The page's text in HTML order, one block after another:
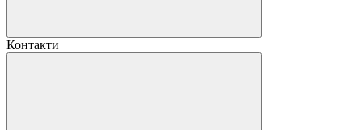
Контакти